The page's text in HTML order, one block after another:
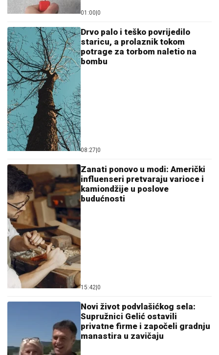
01:00|0
Drvo palo i teško povrijedilo
staricu, a prolaznik tokom
potrage za torbom naletio na
bombu
08:27|0
Zanati ponovo u modi: Američki
influenseri pretvaraju varioce i
kamiondžije u poslove
budućnosti
15:42|0
Novi život podvlašićkog sela:
Supružnici Gelić ostavili
privatne firme i započeli gradnju
manastira u zavičaju